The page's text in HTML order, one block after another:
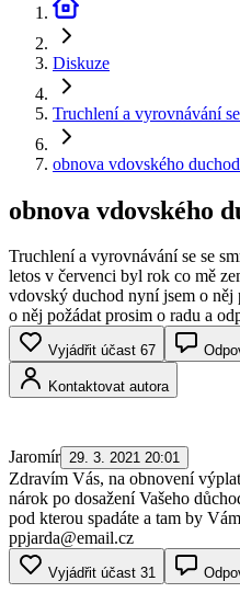
Diskuze
Truchlení a vyrovnávání
obnova vdovského
obnova vdovského
Truchlení a vyrovnávání se se
letos v červenci byl rok co mě
vdovský duchod nyní jsem o
o něj požádat prosim o radu a
Vyjádřit účast 67
Kontaktovat autora
Jaromír 29. 3. 2021 20:01
Zdravím Vás, na obnovení
nárok po dosažení Vašeho
pod kterou spadáte a tam by
ppjarda@email.cz
Vyjádřit účast 31